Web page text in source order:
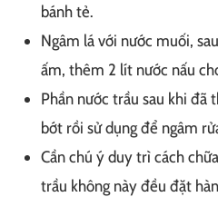
bánh tẻ.
Ngâm lá với nước muối,
ấm, thêm 2 lít nước nấu
Phần nước trầu sau khi đã
bớt rồi sử dụng để ngâm
Cần chú ý duy trì cách
trầu không này đều đặt